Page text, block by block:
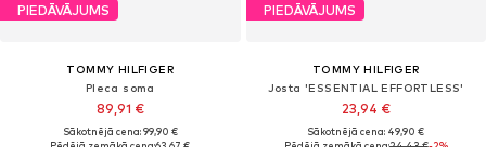
PIEDĀVĀJUMS
TOMMY HILFIGER
Pleca soma
89,91 €
Sākotnējā cena: 99,90 €
PIEDĀVĀJUMS
TOMMY HILFIGER
Josta 'ESSENTIAL EFFORTLESS'
23,94 €
Sākotnējā cena: 49,90 €